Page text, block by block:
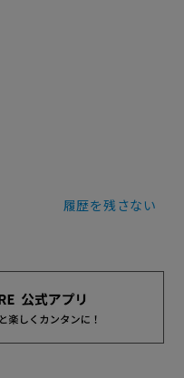
履歴を残さない